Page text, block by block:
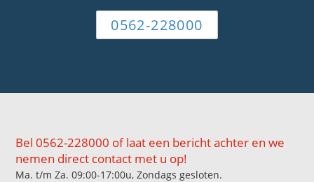
0562-228000
Bel 0562-228000 of laat een bericht achter en we
nemen direct contact met u op!
Ma. t/m Za. 09:00-17:00u, Zondags gesloten.